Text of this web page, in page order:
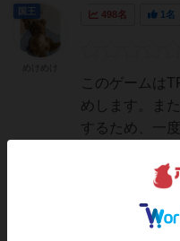
498名 1名
このゲームは
めします。ま
するため、一
いという気持
したがプレイ
でまってプレ
国王